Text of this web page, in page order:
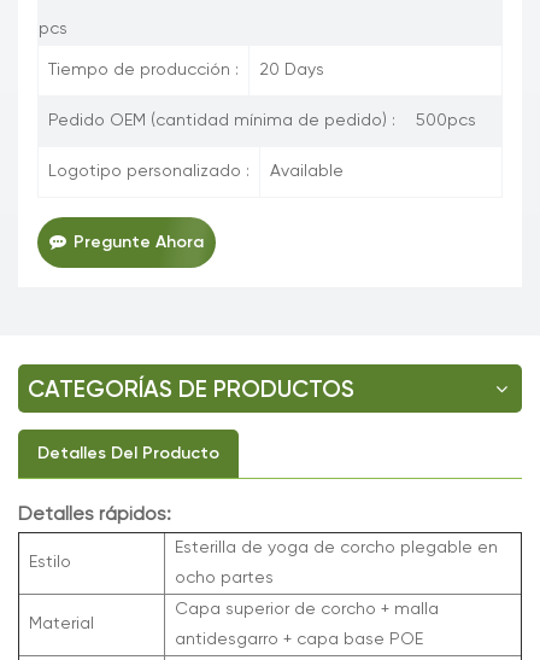
pcs
Tiempo de producción : 20 Days
Pedido OEM (cantidad mínima de pedido) : 500pcs
Logotipo personalizado : Available
Pregunte Ahora
CATEGORÍAS DE PRODUCTOS
Detalles Del Producto
Detalles rápidos:
Estilo
Esterilla de yoga de corcho plegable en
ocho partes
Material
Capa superior de corcho + malla
antidesgarro + capa base POE